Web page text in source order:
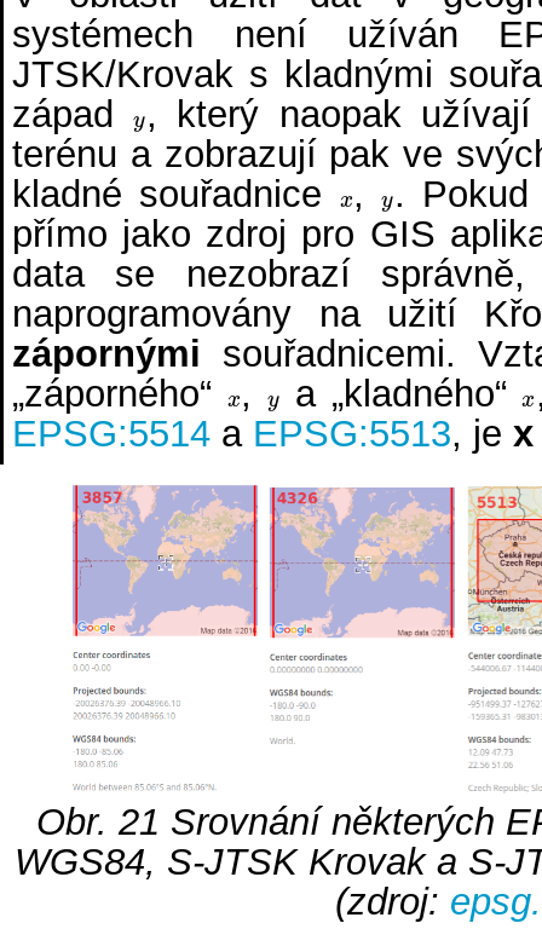
systémech není užíván
JTSK/Krovak s kladnými
západy
y , který naopak
terénu a zobrazují pak ve
kladné souřadnice
x
x ,y
y .
přímo jako zdroj pro GIS
data se nezobrazí
naprogramovány na užití
zápornými souřadnicemi.
„záporného“
x
x , y
y a „kladného“ x
x
EPSG:5514 a EPSG:5513, jex
Obr. 21 Srovnání některých
WGS84, S-JTSK Krovak a S-
(zdroj: